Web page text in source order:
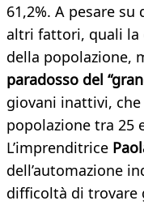
61,2%. A pesare
altri fattori, quali la
della popolazione,
paradosso del
giovani inattivi,
popolazione tra 25
L’imprenditrice
dell’automazione
difficoltà di trovare